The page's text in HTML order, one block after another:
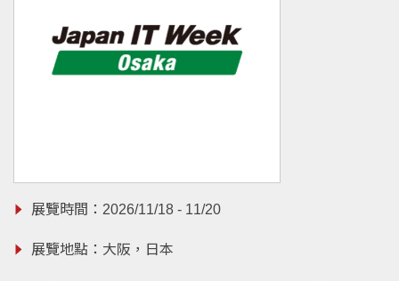
展覽時間：2026/11/18 - 11/20
展覽地點：大阪，日本